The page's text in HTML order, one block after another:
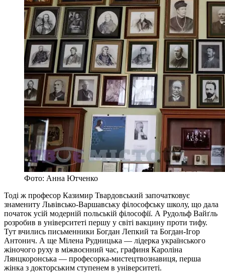
Фото: Анна Ютченко
Тоді ж професор Казимир Твардовський започатковує
знамениту Львівсько-Варшавську філософську школу, що дала
початок усій модерній польській філософії. А Рудольф Вайґль
розробив в університеті першу у світі вакцину проти тифу.
Тут вчились письменники Богдан Лепкий та Богдан-Ігор
Антонич. А ще Мілена Рудницька — лідерка українського
жіночого руху в міжвоєнний час, графиня Кароліна
Лянцкоронська — професорка-мистецтвознавиця, перша
жінка з докторським ступенем в університеті.